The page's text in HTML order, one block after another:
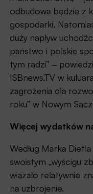
odbudowa będzie z
gospodarki.
duży napływ
państwo i polskie
tym radzi” ‒
ISBnews.TV w
zagrożenia dla
roku” w Nowym
Więcej wydatków
Według Marka
swoistym „wyścigu
wiązało relatywnie
na uzbrojenie.